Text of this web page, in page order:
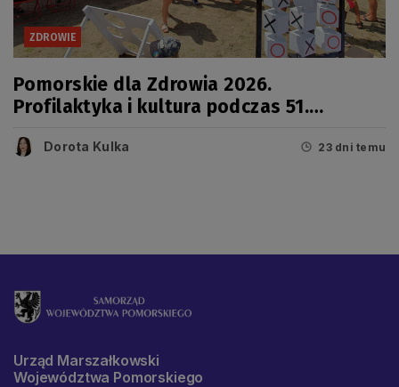
ZDROWIE
Pomorskie dla Zdrowia 2026.
Profilaktyka i kultura podczas 51.
Dorota Kulka 23 dni temu
Urząd Marszałkowski
Województwa Pomorskiego